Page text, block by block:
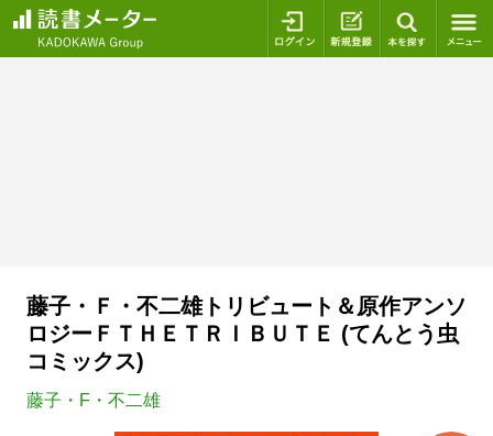
ログイン 新規登録
藤子・Ｆ・不二雄トリビュート＆原作アンソ
ロジーＦＴＨＥＴＲＩＢＵＴＥ (てんとう虫
コミックス)
藤子・F・不二雄